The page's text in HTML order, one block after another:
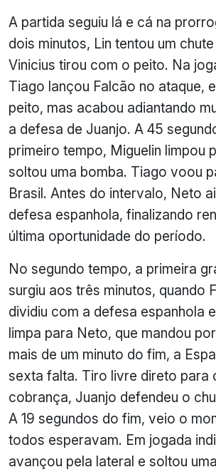
A partida seguiu lá e cá na
dois minutos, Lin tentou um
Vinicius tirou com o peito. Na
Tiago lançou Falcão no ataque,
peito, mas acabou adiantando
a defesa de Juanjo. A 45
primeiro tempo, Miguelin limpou
soltou uma bomba. Tiago voou
Brasil. Antes do intervalo, Neto
defesa espanhola, finalizando
última oportunidade do período.
No segundo tempo, a primeira
surgiu aos três minutos, quando
dividiu com a defesa espanhola
limpa para Neto, que mandou
mais de um minuto do fim, a
sexta falta. Tiro livre direto para
cobrança, Juanjo defendeu o
A 19 segundos do fim, veio o
todos esperavam. Em jogada
avançou pela lateral e soltou